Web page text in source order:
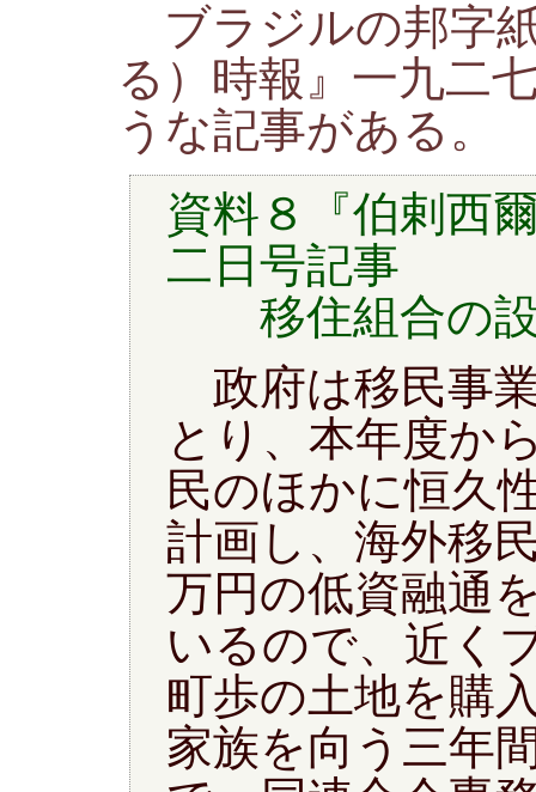
ブラジルの邦字
る）時報』一九二
うな記事がある。
資料８『伯剌西
二日号記事
移住組合の設
政府は移民事
とり、本年度か
民のほかに恒久
計画し、海外移
万円の低資融通
いるので、近く
町歩の土地を購
家族を向う三年